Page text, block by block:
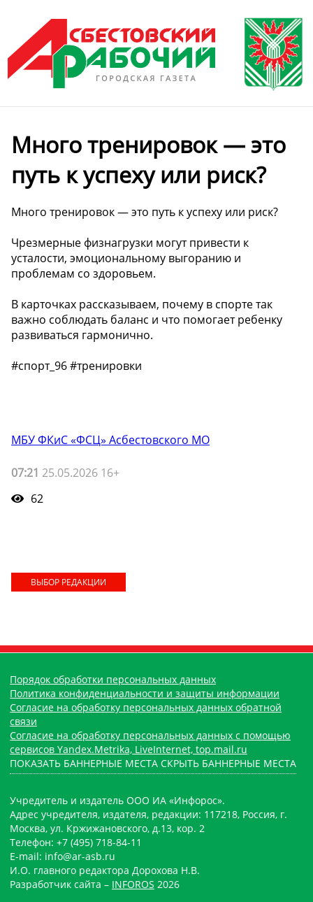
Много тренировок — это
путь к успеху или риск?
Много тренировок — это путь к успеху или риск?
Чрезмерные физнагрузки могут привести к
усталости, эмоциональному выгоранию и
проблемам со здоровьем.
В карточках рассказываем, почему в спорте так
важно соблюдать баланс и что помогает ребенку
развиваться гармонично.
#спорт_96 #тренировки
МБУ ФКиС «ФСЦ» Асбестовского МО
07:21 25.05.2026 16+
62
ВЫБОР РЕДАКЦИИ
Порядок обработки персональных данных
Политика конфиденциальности и защиты информации
Согласие на обработку персональных данных обратной
связи
Согласие на обработку персональных данных с помощью
сервисов Yandex.Metrika, LiveInternet, top.mail.ru
ПОКАЗАТЬ БАННЕРНЫЕ МЕСТА СКРЫТЬ БАННЕРНЫЕ МЕСТА
Учредитель и издатель ООО ИА «Инфорос».
Адрес учредителя, издателя, редакции: 117218, Россия, г.
Москва, ул. Кржижановского, д.13, кор. 2
Телефон: +7 (495) 718-84-11
E-mail: info@ar-asb.ru
И.О. главного редактора Дорохова Н.В.
Разработчик сайта – INFOROS 2026